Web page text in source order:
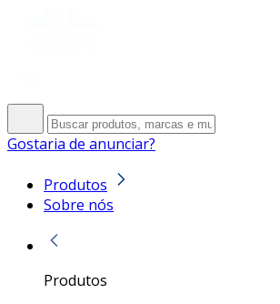
Gostaria de anunciar?
Produtos
Sobre nós
Produtos